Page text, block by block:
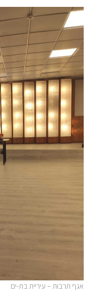
אגף תרבות – עיריית בת-ים